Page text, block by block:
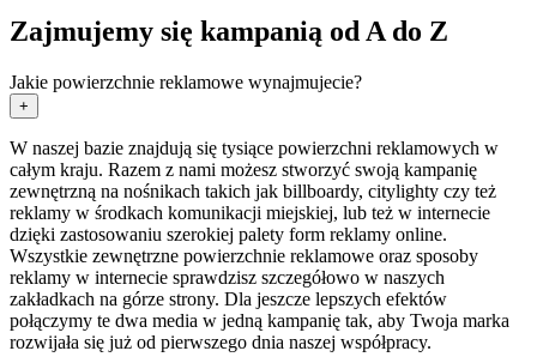
Zajmujemy się kampanią od A do Z
Jakie powierzchnie reklamowe wynajmujecie?
+
W naszej bazie znajdują się tysiące powierzchni reklamowych w
całym kraju. Razem z nami możesz stworzyć swoją kampanię
zewnętrzną na nośnikach takich jak billboardy, citylighty czy też
reklamy w środkach komunikacji miejskiej, lub też w internecie
dzięki zastosowaniu szerokiej palety form reklamy online.
Wszystkie zewnętrzne powierzchnie reklamowe oraz sposoby
reklamy w internecie sprawdzisz szczegółowo w naszych
zakładkach na górze strony. Dla jeszcze lepszych efektów
połączymy te dwa media w jedną kampanię tak, aby Twoja marka
rozwijała się już od pierwszego dnia naszej współpracy.